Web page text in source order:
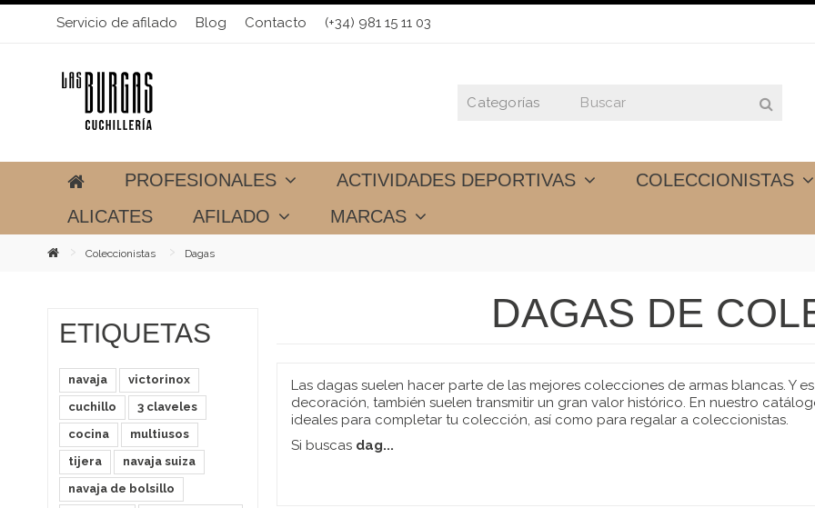
Servicio de afilado Blog Contacto (+34) 981 15 11 03
PROFESIONALES ACTIVIDADES DEPORTIVAS
COLECCIONISTAS
ALICATES
AFILADO MARCAS
Coleccionistas Dagas
DAGAS DE
Las dagas suelen hacer parte de las mejores colecciones de armas blancas. Y
decoración, también suelen transmitir un gran valor histórico. En nuestro
ideales para completar tu colección, así como para regalar a coleccionistas.
Si buscas dag...
ETIQUETAS
navaja
victorinox
cuchillo
3 claveles
cocina
multiusos
tijera
navaja suiza
navaja de bolsillo